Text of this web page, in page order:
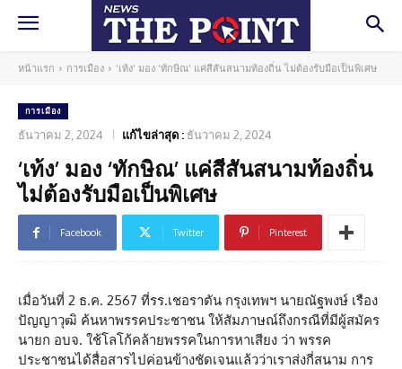
หน้าแรก การเมือง ‘เท้ง’ มอง ‘ทักษิณ’ แค่สีสันสนามท้องถิ่น ไม่ต้องรับมือเป็นพิเศษ
การเมือง
ธันวาคม 2, 2024 แก้ไขล่าสุด : ธันวาคม 2, 2024
‘เท้ง’ มอง ‘ทักษิณ’ แค่สีสันสนามท้องถิ่น
ไม่ต้องรับมือเป็นพิเศษ
Facebook Twitter Pinterest
เมื่อวันที่ 2 ธ.ค. 2567 ที่รร.เชอราตัน กรุงเทพฯ นายณัฐพงษ์ เรือง
ปัญญาวุฒิ ค้นหาพรรคประชาชน ให้สัมภาษณ์ถึงกรณีที่มีผู้สมัคร
นายก อบจ. ใช้โลโก้คล้ายพรรคในการหาเสียง ว่า พรรค
ประชาชนได้สื่อสารไปค่อนข้างชัดเจนแล้วว่าเราส่งกี่สนาม การ